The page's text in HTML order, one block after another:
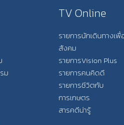
ม
TV Online
รายการนักเดินทางเพื่
สังคม
รายการVision Plus
รายการคนคิดดี
รายการชีวิตกับ
การเกษตร
สารคดีน่ารู้